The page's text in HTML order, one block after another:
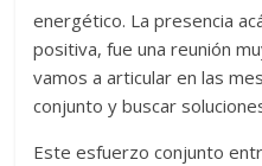
energético. La presencia
positiva, fue una reunión
vamos a articular en las
conjunto y buscar
Este esfuerzo conjunto